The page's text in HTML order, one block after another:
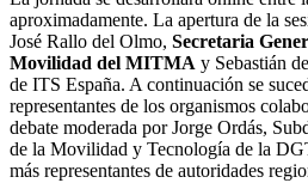
aproximadamente. La apertura de la
José Rallo del Olmo, Secretaria
Movilidad del MITMA y Sebastián
de ITS España. A continuación se
representantes de los organismos
debate moderada por Jorge Ordás,
de la Movilidad y Tecnología de la
más representantes de autoridades